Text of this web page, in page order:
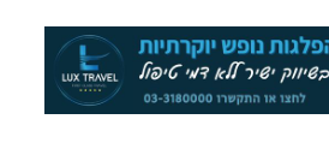
לאנטארקטיקהלחצו לכל מסלולי ההפלגות »
הקוטב הצפוני לחצו לקבלת כל